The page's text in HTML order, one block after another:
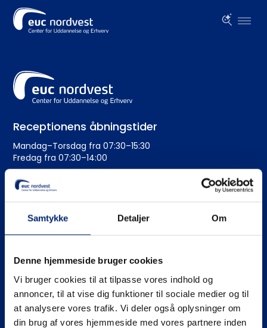
Samtykke Detaljer Om
Denne hjemmeside bruger cookies
Vi bruger cookies til at tilpasse vores indhold og
annoncer, til at vise dig funktioner til sociale medier og til
at analysere vores trafik. Vi deler også oplysninger om
din brug af vores hjemmeside med vores partnere inden
Receptionens åbningstider
Mandag–Torsdag fra 07:30–15:30
Fredag fra 07:30–14:00
Administration
euc@eucnordvest.dk
CVR nr.: 3930 1016
Se mere på